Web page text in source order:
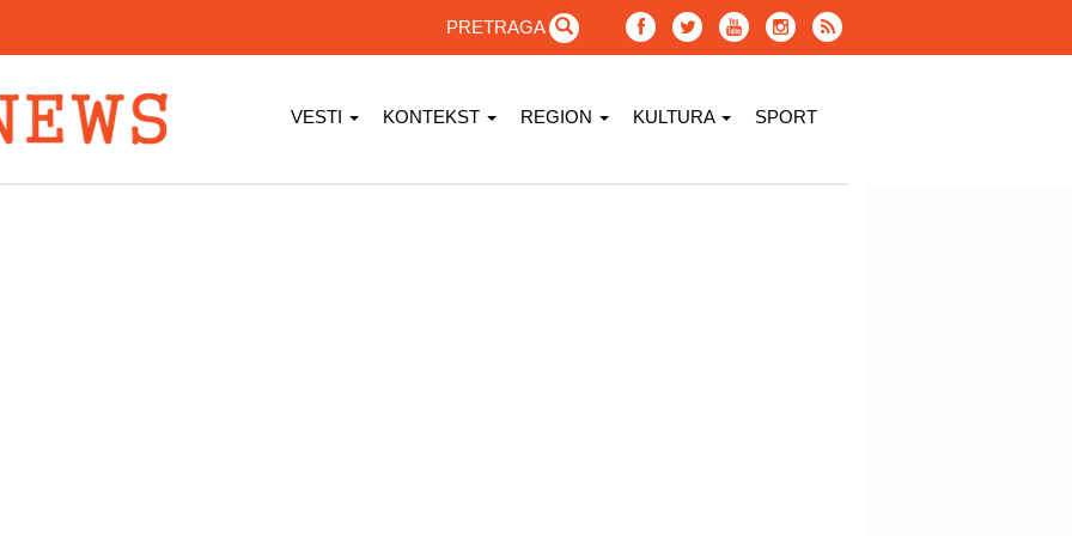
PRETRAGA
VESTI KONTEKST REGION KULTURA SPORT